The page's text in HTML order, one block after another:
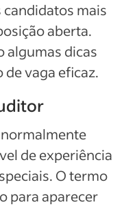
mais
aberta.
algumas dicas
vaga eficaz.
de experiência
O termo
para aparecer